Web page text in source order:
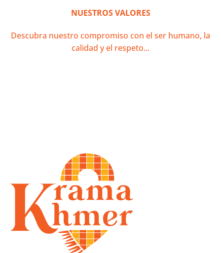
NUESTROS VALORES
Descubra nuestro compromiso con el ser humano, la
calidad y el respeto...